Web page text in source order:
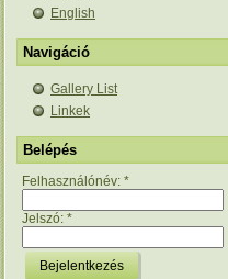
English
Navigáció
Gallery List
Linkek
Belépés
Felhasználónév: *
Jelszó: *